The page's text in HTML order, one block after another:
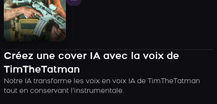
Créez une cover IA avec la voix de
TimTheTatman
Notre IA transforme les voix en voix IA de TimTheTatman
tout en conservant l’instrumentale.